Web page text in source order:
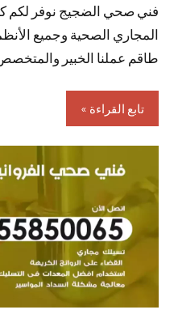
فني صحي الضجيج نوفر لكم
المجاري الصحية وجميع
طاقم عملنا الخبير
تابع القراءة